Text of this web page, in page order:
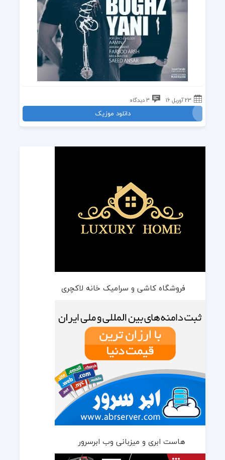
23 آوریل 16 3 دیدگاه
دانلود موزیک
فروشگاه کاشی و سرامیک خانه لاکچری
هاست ابری و میزبانی وب ابرسرور